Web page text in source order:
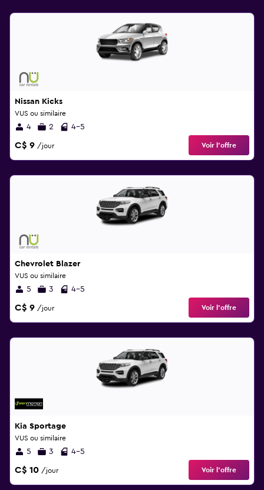
Nissan Kicks
VUS ou similaire
4 2 4-5
C$ 9 /jour Voir l’offre
Chevrolet Blazer
VUS ou similaire
5 3 4-5
C$ 9 /jour Voir l’offre
Kia Sportage
VUS ou similaire
5 3 4-5
C$ 10 /jour Voir l’offre